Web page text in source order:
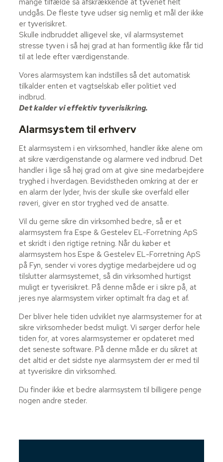
undgås. De fleste tyve udser sig nemlig et mål der ikke
er tyverisikret.
Skulle indbruddet alligevel ske, vil alarmsystemet
stresse tyven i så høj grad at han formentlig ikke får tid
til at lede efter værdigenstande.
Vores alarmsystem kan indstilles så det automatisk
tilkalder enten et vagtselskab eller politiet ved
indbrud.
Det kalder vi effektiv tyverisikring.
Alarmsystem til erhverv
Et alarmsystem i en virksomhed, handler ikke alene om
at sikre værdigenstande og alarmere ved indbrud. Det
handler i lige så høj grad om at give sine medarbejdere
tryghed i hverdagen. Bevidstheden omkring at der er
en alarm der lyder, hvis der skulle ske overfald eller
røveri, giver en stor tryghed ved de ansatte.
Vil du gerne sikre din virksomhed bedre, så er et
alarmsystem fra Espe & Gestelev EL-Forretning ApS
et skridt i den rigtige retning. Når du køber et
alarmsystem hos Espe & Gestelev EL-Forretning ApS
på Fyn, sender vi vores dygtige medarbejdere ud og
tilslutter alarmsystemet, så din virksomhed hurtigst
muligt er tyverisikret. På denne måde er i sikre på, at
jeres nye alarmsystem virker optimalt fra dag et af.
Der bliver hele tiden udviklet nye alarmsystemer for at
sikre virksomheder bedst muligt. Vi sørger derfor hele
tiden for, at vores alarmsystemer er opdateret med
det seneste software. På denne måde er du sikret at
det altid er det sidste nye alarmsystem der er med til
at tyverisikre din virksomhed.
Du finder ikke et bedre alarmsystem til billigere penge
nogen andre steder.